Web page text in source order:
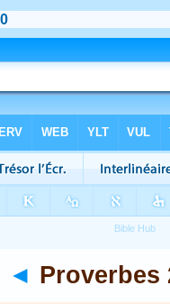
◄ Proverbes